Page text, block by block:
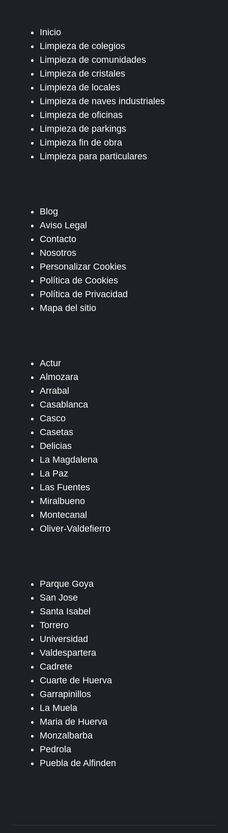
Inicio
Limpieza de colegios
Limpieza de comunidades
Limpieza de cristales
Limpieza de locales
Limpieza de naves industriales
Limpieza de oficinas
Limpieza de parkings
Limpieza fin de obra
Limpieza para particulares
Blog
Aviso Legal
Contacto
Nosotros
Personalizar Cookies
Política de Cookies
Política de Privacidad
Mapa del sitio
Actur
Almozara
Arrabal
Casablanca
Casco
Casetas
Delicias
La Magdalena
La Paz
Las Fuentes
Miralbueno
Montecanal
Oliver-Valdefierro
Parque Goya
San Jose
Santa Isabel
Torrero
Universidad
Valdespartera
Cadrete
Cuarte de Huerva
Garrapinillos
La Muela
Maria de Huerva
Monzalbarba
Pedrola
Puebla de Alfinden